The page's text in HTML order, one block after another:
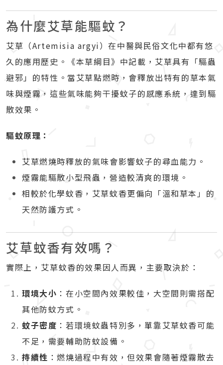
為什麼艾草能驅蚊？
艾草（Artemisia argyi）在中醫與民俗文化中都有悠
久的應用歷史。《本草綱目》中記載，艾草具有「驅蟲
避邪」的特性。當艾草點燃時，會釋放出特有的草本氣
味與煙霧，這些氣味能夠干擾蚊子的感應系統，達到驅
散效果。
驅蚊原理：
艾草燃燒時釋放的氣味會影響蚊子的尋血能力。
煙霧能驅散小型飛蟲，營造較清爽的環境。
相較於化學蚊香，艾草蚊香更偏向「溫和草本」的
天然防護方式。
艾草蚊香有效嗎？
實際上，艾草蚊香的效果因人而異，主要取決於：
環境大小 ：在小空間內效果較佳，大空間則需搭配
其他防蚊方式。
蚊子密度 ：若環境蚊蟲特別多，單靠艾草蚊香可能
不足，需要輔助防蚊設備。
持續性 ：燃燒過程中有效，但效果會隨著煙霧散去